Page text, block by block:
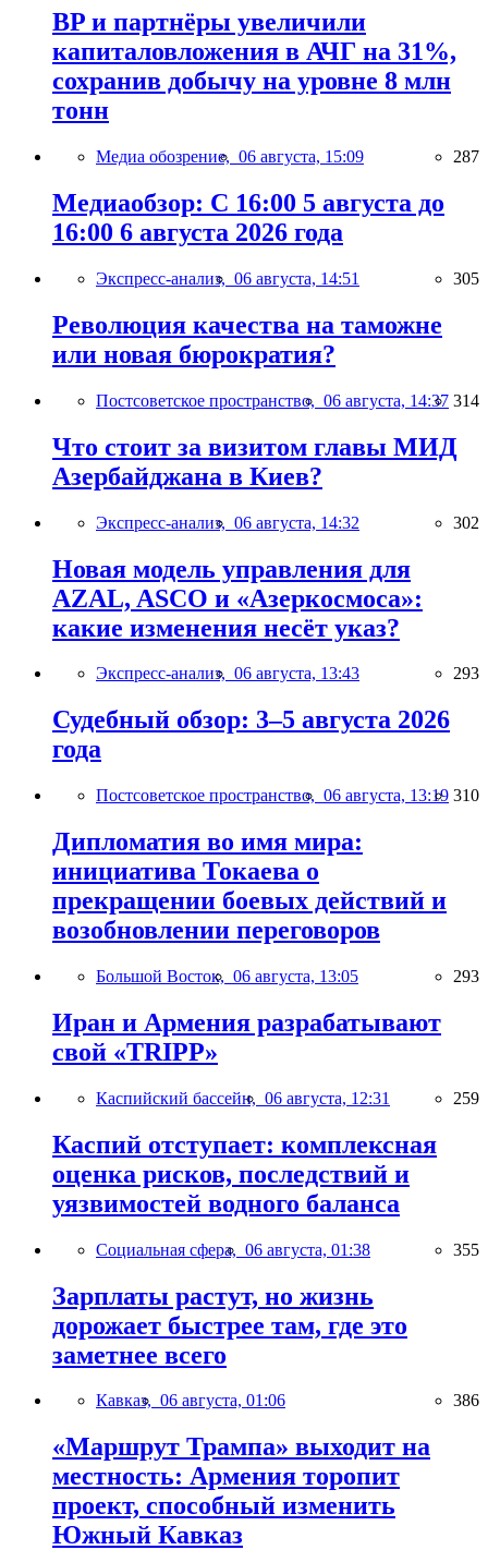
BP и партнёры увеличили
капиталовложения в АЧГ на 31%,
сохранив добычу на уровне 8 млн
тонн
Медиа обозрение, 06 августа, 15:09 287
Медиаобзор: С 16:00 5 августа до
16:00 6 августа 2026 года
Экспресс-анализ, 06 августа, 14:51 305
Революция качества на таможне
или новая бюрократия?
Постсоветское пространство, 06 августа, 14:37 314
Что стоит за визитом главы МИД
Азербайджана в Киев?
Экспресс-анализ, 06 августа, 14:32 302
Новая модель управления для
AZAL, ASCO и «Азеркосмоса»:
какие изменения несёт указ?
Экспресс-анализ, 06 августа, 13:43 293
Судебный обзор: 3–5 августа 2026
года
Постсоветское пространство, 06 августа, 13:19 310
Дипломатия во имя мира:
инициатива Токаева о
прекращении боевых действий и
возобновлении переговоров
Большой Восток, 06 августа, 13:05 293
Иран и Армения разрабатывают
свой «TRIPP»
Каспийский бассейн, 06 августа, 12:31 259
Каспий отступает: комплексная
оценка рисков, последствий и
уязвимостей водного баланса
Социальная сфера, 06 августа, 01:38 355
Зарплаты растут, но жизнь
дорожает быстрее там, где это
заметнее всего
Кавказ, 06 августа, 01:06 386
«Маршрут Трампа» выходит на
местность: Армения торопит
проект, способный изменить
Южный Кавказ